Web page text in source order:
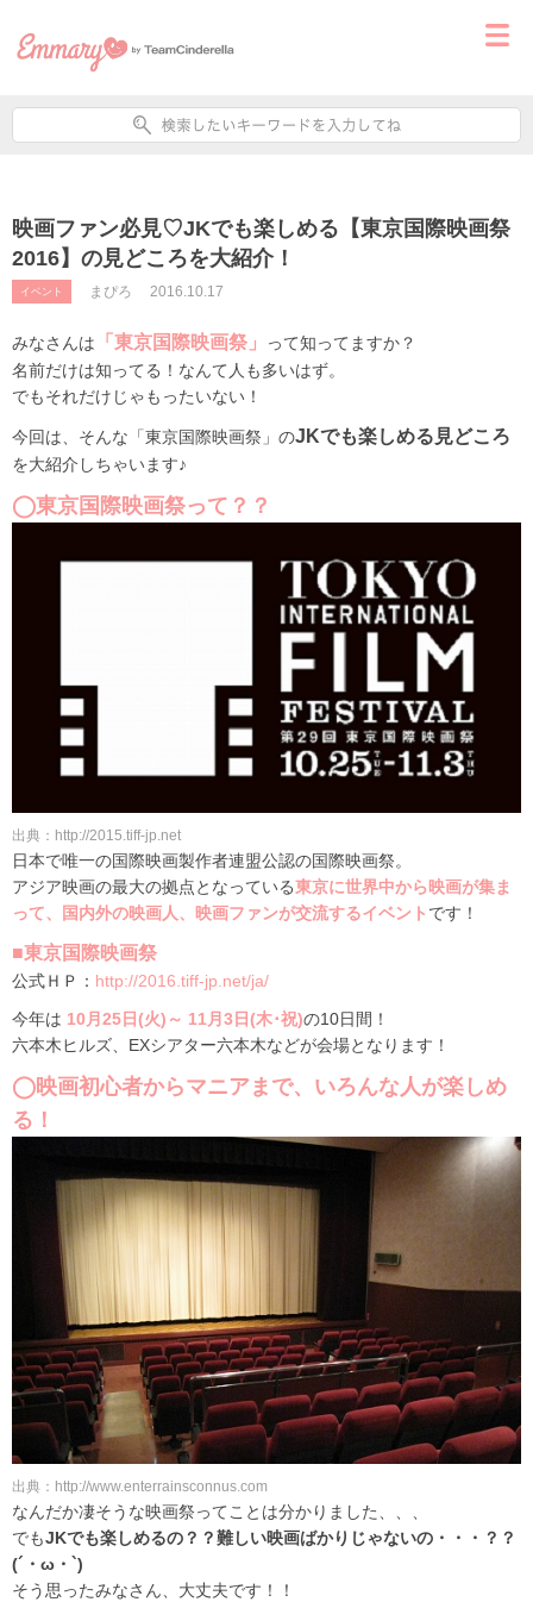
映画ファン必見♡JKでも楽しめる【東京国際映画祭
2016】の見どころを大紹介！
イベント まぴろ 2016.10.17
みなさんは 「東京国際映画祭」
って知ってますか？
名前だけは知ってる！なんて人も多いはず。
でもそれだけじゃもったいない！
今回は、そんな「東京国際映画祭」のJKでも楽しめる見どころ
を大紹介しちゃいます♪
◯東京国際映画祭って？？
出典：http://2015.tiff-jp.net
日本で唯一の国際映画製作者連盟公認の国際映画祭。
アジア映画の最大の拠点となっている東京に世界中から映画が集ま
って、国内外の映画人、映画ファンが交流するイベント です！
■東京国際映画祭
公式ＨＰ： http://2016.tiff-jp.net/ja/
今年は 10月25日(火)～ 11月3日(木･祝)の10日間！
六本木ヒルズ、EXシアター六本木などが会場となります！
◯映画初心者からマニアまで、いろんな人が楽しめ
る！
出典：http://www.enterrainsconnus.com
なんだか凄そうな映画祭ってことは分かりました、、、
でもJKでも楽しめるの？？難しい映画ばかりじゃないの・・・？？
(´・ω・`)
そう思ったみなさん、大丈夫です！！